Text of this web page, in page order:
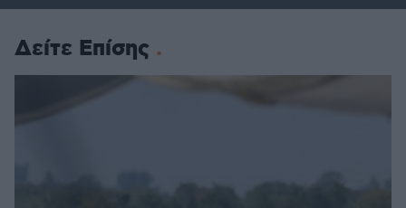
Δείτε Επίσης